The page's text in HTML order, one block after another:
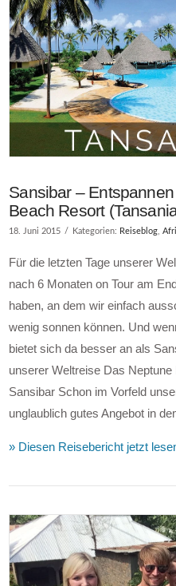
Sansibar –
Beach Resort
18. Juni 2015 Kategorien: Reiseblog,
Für die letzten Tage unserer
nach 6 Monaten on Tour am
haben, an dem wir einfach
wenig sonnen können. Und
bietet sich da besser an als
unserer Weltreise Das
Sansibar Schon im Vorfeld
unglaublich gutes Angebot in
» Diesen Reisebericht jetzt